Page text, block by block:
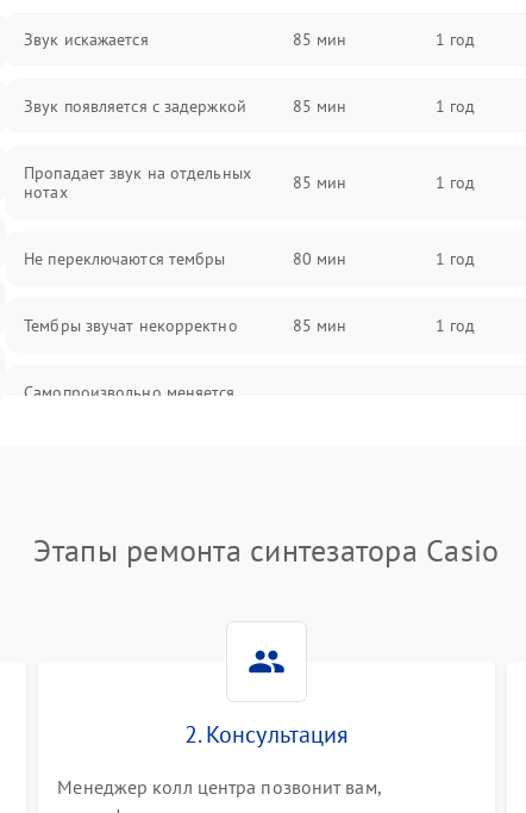
Звук искажается 85 мин 1 год
Звук появляется с задержкой 85 мин 1 год
Пропадает звук на отдельных
нотах
85 мин 1 год
Не переключаются тембры 80 мин 1 год
Тембры звучат некорректно 85 мин 1 год
Самопроизвольно меняется
Этапы ремонта синтезатора Casio
2. Консультация
Менеджер колл центра позвонит вам,